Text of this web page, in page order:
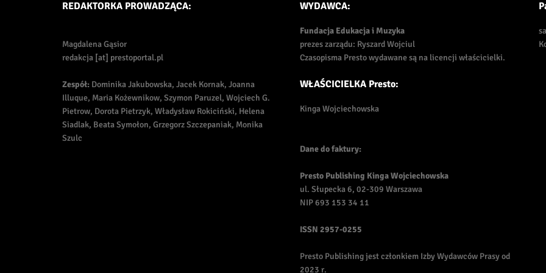
REDAKTORKA PROWADZĄCA:
Magdalena Gąsior
redakcja [at] prestoportal.pl
Zespół: Dominika Jakubowska, Jacek Kornak, Joanna
Illuque, Maria Kożewnikow, Szymon Paruzel, Wojciech G.
Pietrow, Dorota Pietrzyk, Władysław Rokiciński, Helena
Siadlak, Beata Symołon, Grzegorz Szczepaniak, Monika
Szulc
WYDAWCA:
Fundacja Edukacja i Muzyka
prezes zarządu: Ryszard Wojciul
Czasopisma Presto wydawane są na licencji właścicielki.
WŁAŚCICIELKA Presto:
Kinga Wojciechowska
Dane do faktury:
Presto Publishing Kinga Wojciechowska
ul. Słupecka 6, 02-309 Warszawa
NIP 693 153 34 11
ISSN 2957-0255
Presto Publishing jest członkiem Izby Wydawców Prasy od
2023 r.